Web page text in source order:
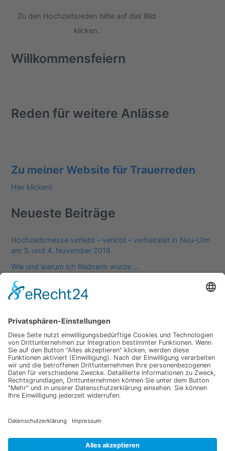
h
Zu den Hochzeitsreden bitte auf das Bild
klicken.
Willkommensfeiern
Reden für weitere Anlässe
Zu meiner Website für Trauerreden
Hier klicken!
Neueste Beiträge
Hochzeitsmesse verliebt – verlobt – verheiratet in Neu-Ulm
am 3. und 4. November 2018
Wie und warum ich Rednerin wurde …
Neueste Kommentare
Archiv
Oktober 2018
Kategorien
Allgemein